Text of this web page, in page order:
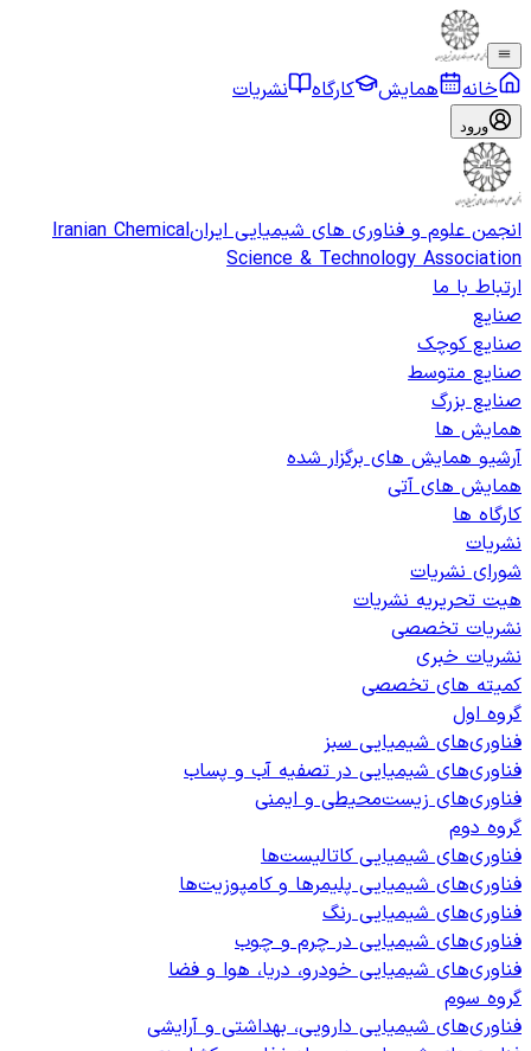
خانه همایش کارگاه نشریات
ورود
انجمن علوم و فناوری های شیمیایی ایرانIranian Chemical
Science & Technology Association
ارتباط با ما
صنایع
صنایع کوچک
صنایع متوسط
صنایع بزرگ
همایش ها
آرشیو همایش های برگزار شده
همایش های آتی
کارگاه ها
نشریات
شورای نشریات
هیت تحریریه نشریات
نشریات تخصصی
نشریات خبری
کمیته های تخصصی
گروه اول
فناوری‌های شیمیایی سبز
فناوری‌های شیمیایی در تصفیه آب و پساب
فناوری‌های زیست‌محیطی و ایمنی
گروه دوم
فناوری‌های شیمیایی کاتالیست‌ها
فناوری‌های شیمیایی پلیمرها و کامپوزیت‌ها
فناوری‌های شیمیایی رنگ
فناوری‌های شیمیایی در چرم و چوب
فناوری‌های شیمیایی خودرو، دریا، هوا و فضا
گروه سوم
فناوری‌های شیمیایی دارویی، بهداشتی و آرایشی